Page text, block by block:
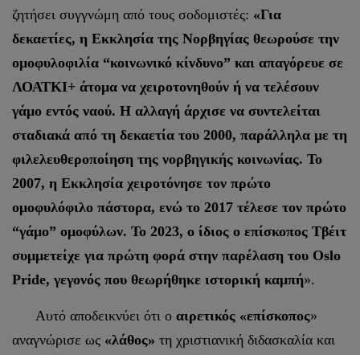
ζητήσει συγγνώμη από τους σοδομιστές: «Για
δεκαετίες, η Εκκλησία της Νορβηγίας θεωρούσε την
ομοφυλοφιλία “κοινωνικό κίνδυνο” και απαγόρευε σε
ΛΟΑΤΚΙ+ άτομα να χειροτονηθούν ή να τελέσουν
γάμο εντός ναού. Η αλλαγή άρχισε να συντελείται
σταδιακά από τη δεκαετία του 2000, παράλληλα με τη
φιλελευθεροποίηση της νορβηγικής κοινωνίας. Το
2007, η Εκκλησία χειροτόνησε τον πρώτο
ομοφυλόφιλο πάστορα, ενώ το 2017 τέλεσε τον πρώτο
“γάμο” ομοφύλων. Το 2023, ο ίδιος ο επίσκοπος Τβέιτ
συμμετείχε για πρώτη φορά στην παρέλαση του Oslo
Pride, γεγονός που θεωρήθηκε ιστορική καμπή».
Αυτό αποδεικνύει ότι ο αιρετικός «επίσκοπος»
αναγνώρισε ως «λάθος» τη χριστιανική διδασκαλία και